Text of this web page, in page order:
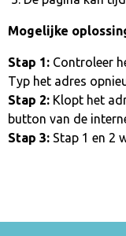
Mogelijke
Stap 1: Controleer
Typ het adres
Stap 2: Klopt het
button van de
Stap 3: Stap 1 en 2